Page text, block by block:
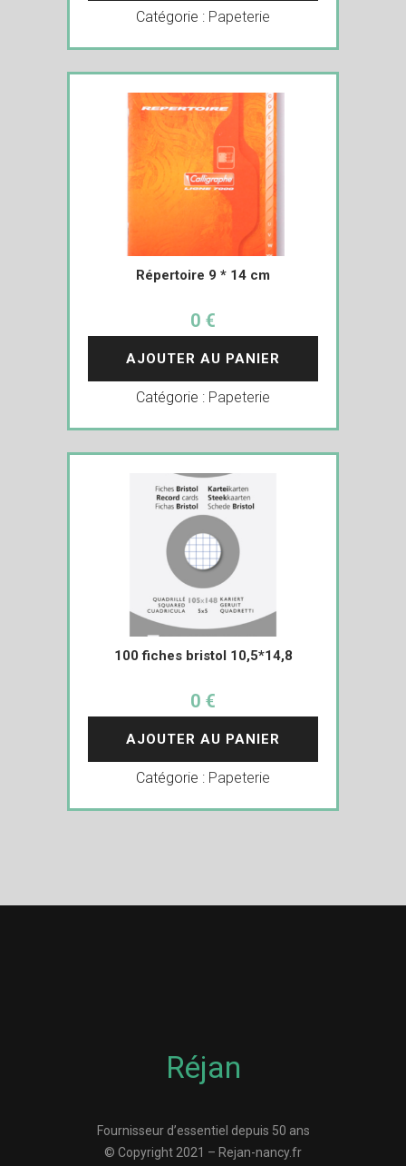
Catégorie : Papeterie
Répertoire 9 * 14 cm
0 €
AJOUTER AU PANIER
Catégorie : Papeterie
100 fiches bristol 10,5*14,8
0 €
AJOUTER AU PANIER
Catégorie : Papeterie
Réjan
Fournisseur d’essentiel depuis 50 ans
© Copyright 2021 – Rejan-nancy.fr